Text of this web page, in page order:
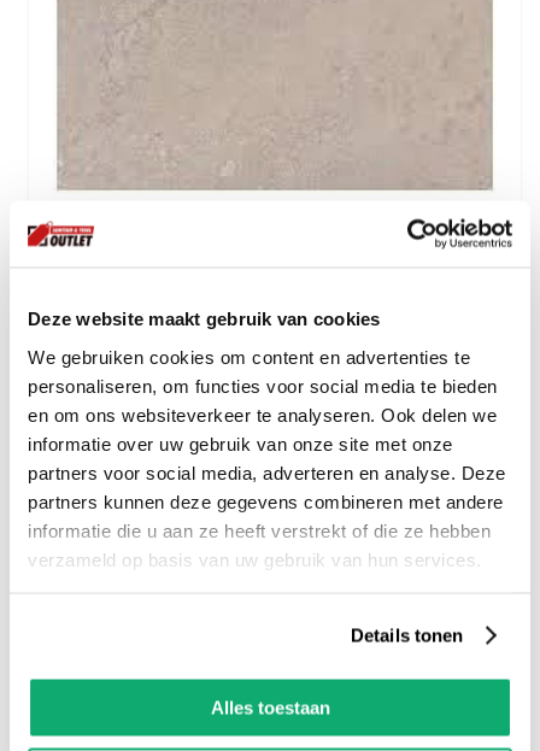
Deze website maakt gebruik van cookies
We gebruiken cookies om content en advertenties te
personaliseren, om functies voor social media te bieden
en om ons websiteverkeer te analyseren. Ook delen we
informatie over uw gebruik van onze site met onze
partners voor social media, adverteren en analyse. Deze
partners kunnen deze gegevens combineren met andere
informatie die u aan ze heeft verstrekt of die ze hebben
verzameld op basis van uw gebruik van hun services.
Details tonen
Alles toestaan
Padana Chalon - Grey 60x60
incl btw